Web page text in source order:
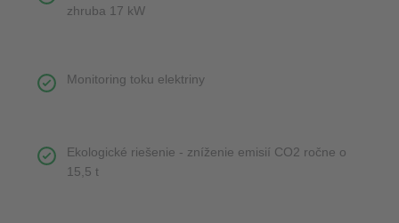
zhruba 17 kW
Monitoring toku elektriny
Ekologické riešenie - zníženie emisií CO2 ročne o
15,5 t